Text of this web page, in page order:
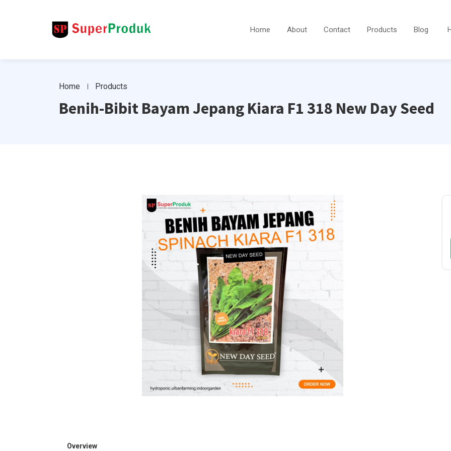
Home About Contact Products Blog
Home Products
Benih-Bibit Bayam Jepang Kiara F1 318 New Day Seed
Overview